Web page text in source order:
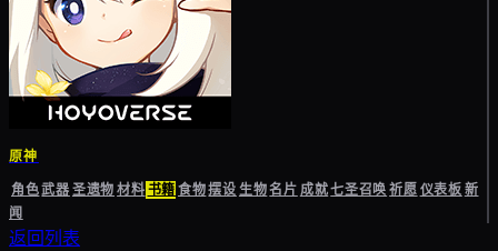
原神
角色武器圣遗物材料书籍食物摆设生物名片成就七圣召唤祈愿仪表板新
闻
返回列表